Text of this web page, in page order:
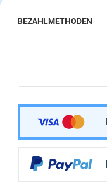
BEZAHLMETHODEN